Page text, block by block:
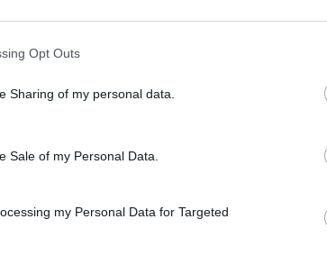
Opt Outs
Sharing of my personal data.
Sale of my Personal Data.
my Personal Data for Targeted
un don !